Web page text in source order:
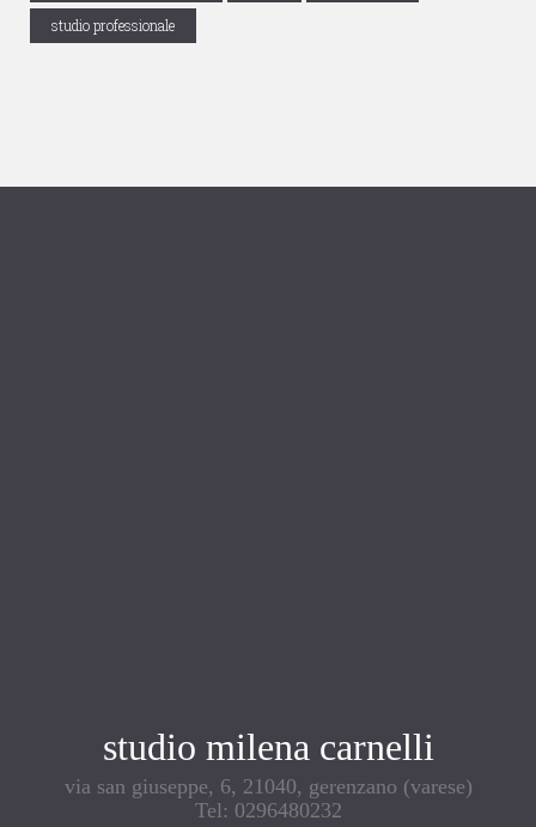
studio professionale
studio milena carnelli
via san giuseppe, 6, 21040, gerenzano (varese)
Tel: 0296480232